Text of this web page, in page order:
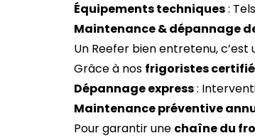
Équipements techniques:
Maintenance & dépannage
Un Reefer bien entretenu, c’est
Grâce à nos frigoristes
Dépannage express:
Maintenance préventive
Pour garantir une chaîne du